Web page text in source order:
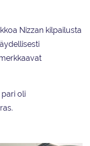
Nizzan kilpailusta
oli